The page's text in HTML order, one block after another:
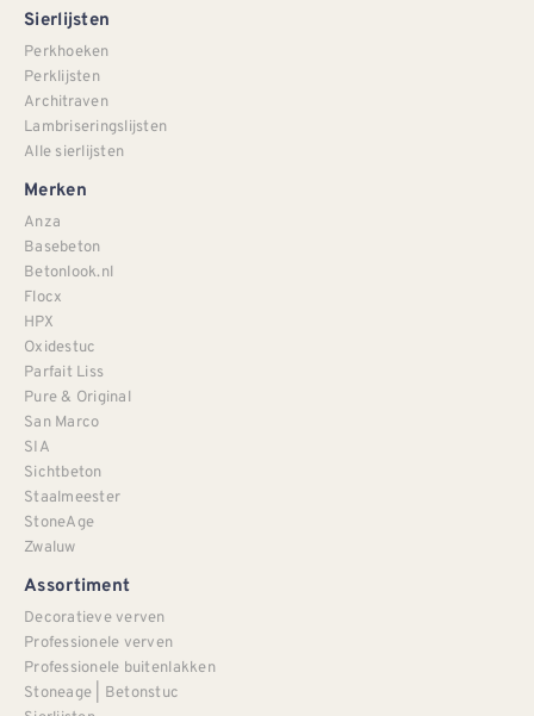
Sierlijsten
Perkhoeken
Perklijsten
Architraven
Lambriseringslijsten
Alle sierlijsten
Merken
Anza
Basebeton
Betonlook.nl
Flocx
HPX
Oxidestuc
Parfait Liss
Pure & Original
San Marco
SIA
Sichtbeton
Staalmeester
StoneAge
Zwaluw
Assortiment
Decoratieve verven
Professionele verven
Professionele buitenlakken
Stoneage | Betonstuc